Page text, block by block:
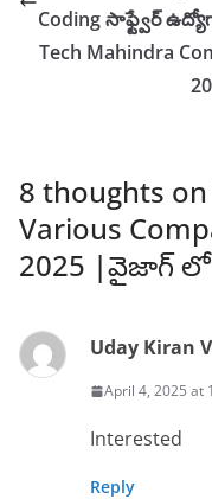
Coding సాఫ్ట్వేర్
Tech Mahindra
8 thoughts on
Various
2025 |వైజాగ్ లో
Uday Kiran
April 4, 2025 at
Interested
Reply